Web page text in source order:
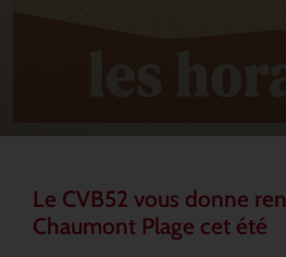
Le CVB52 vous donne
Chaumont Plage cet été